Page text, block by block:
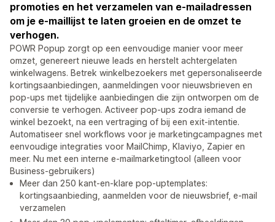
promoties en het verzamelen van e-mailadressen
om je e-maillijst te laten groeien en de omzet te
verhogen.
POWR Popup zorgt op een eenvoudige manier voor meer
omzet, genereert nieuwe leads en herstelt achtergelaten
winkelwagens. Betrek winkelbezoekers met gepersonaliseerde
kortingsaanbiedingen, aanmeldingen voor nieuwsbrieven en
pop-ups met tijdelijke aanbiedingen die zijn ontworpen om de
conversie te verhogen. Activeer pop-ups zodra iemand de
winkel bezoekt, na een vertraging of bij een exit-intentie.
Automatiseer snel workflows voor je marketingcampagnes met
eenvoudige integraties voor MailChimp, Klaviyo, Zapier en
meer. Nu met een interne e-mailmarketingtool (alleen voor
Business-gebruikers)
Meer dan 250 kant-en-klare pop-uptemplates:
kortingsaanbieding, aanmelden voor de nieuwsbrief, e-mail
verzamelen